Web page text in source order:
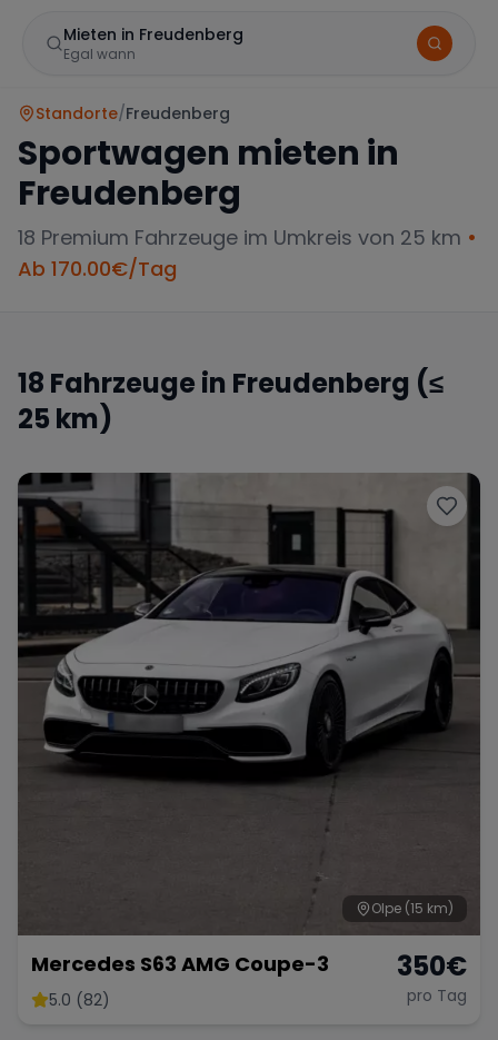
Mieten in Freudenberg
Egal wann
Mercedes
Porsche Lamborghini
McLaren Jaguar
Tesla Chevrolet Dodge
Bugatti Lotus Maserati
Wann
Zeitraum wählen
Standorte/Freudenberg
Sportwagen mieten in
Freudenberg
18 Premium Fahrzeuge im Umkreis von 25 km •
Ab 170.00€/Tag
18 Fahrzeuge in Freudenberg (≤
25 km)
Olpe (15 km)
Mercedes S63 AMG Coupe-3
5.0 (82)
350€
pro Tag